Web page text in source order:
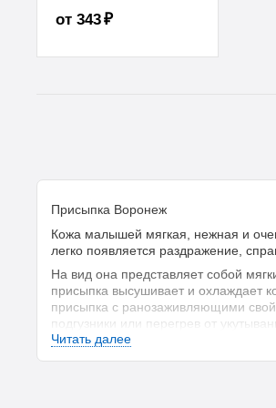
от 343 ₽
Присыпка Воронеж
Кожа малышей мягкая, нежная и
легко появляется раздражение,
На вид она представляет собой
присыпка высушивает и охлаждает
присыпка с ранозаживляющими
подгузники или перегрев от
предотвратить появление потницы
При язвах и дерматитах на
Читать далее